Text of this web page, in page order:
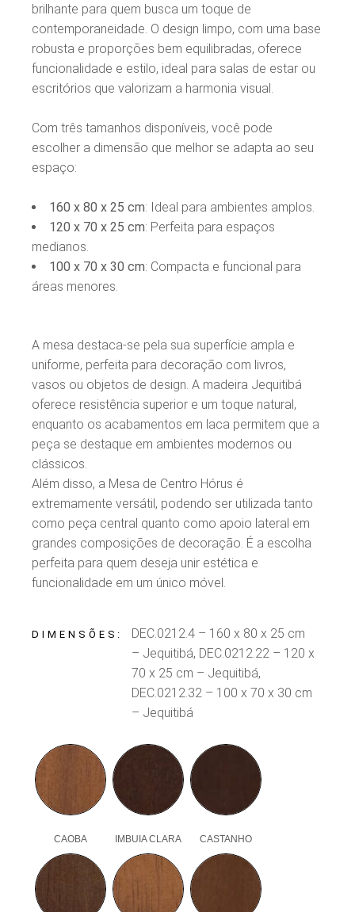
brilhante para quem busca um toque de
contemporaneidade. O design limpo, com uma base
robusta e proporções bem equilibradas, oferece
funcionalidade e estilo, ideal para salas de estar ou
escritórios que valorizam a harmonia visual.
Com três tamanhos disponíveis, você pode
escolher a dimensão que melhor se adapta ao seu
espaço:
160 x 80 x 25 cm: Ideal para ambientes amplos.
120 x 70 x 25 cm: Perfeita para espaços
medianos.
100 x 70 x 30 cm: Compacta e funcional para
áreas menores.
A mesa destaca-se pela sua superfície ampla e
uniforme, perfeita para decoração com livros,
vasos ou objetos de design. A madeira Jequitibá
oferece resistência superior e um toque natural,
enquanto os acabamentos em laca permitem que a
peça se destaque em ambientes modernos ou
clássicos.
Além disso, a Mesa de Centro Hórus é
extremamente versátil, podendo ser utilizada tanto
como peça central quanto como apoio lateral em
grandes composições de decoração. É a escolha
perfeita para quem deseja unir estética e
funcionalidade em um único móvel.
DIMENSÕES
DEC.0212.4 – 160 x 80 x 25 cm
– Jequitibá, DEC.0212.22 – 120 x
70 x 25 cm – Jequitibá,
DEC.0212.32 – 100 x 70 x 30 cm
– Jequitibá
CAOBA IMBUIA CLARA CASTANHO